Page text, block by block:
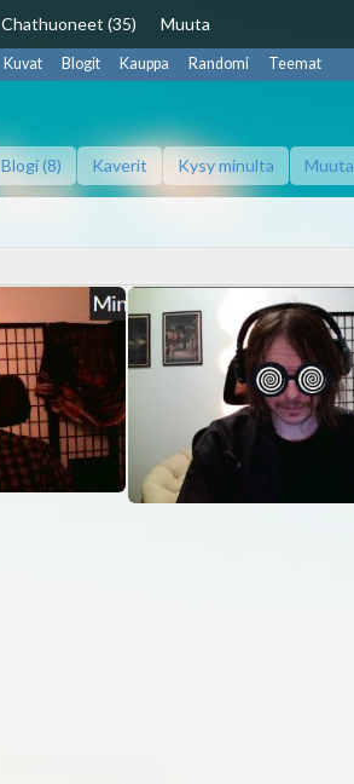
Chathuoneet (35) Muuta
Kuvat Blogit Kauppa Randomi Teemat
Blogi (8) Kaverit Kysy minulta Muuta